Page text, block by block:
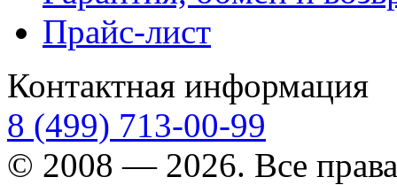
Прайс-лист
Контактная информация
8 (499) 713-00-99
© 2008 — 2026. Все